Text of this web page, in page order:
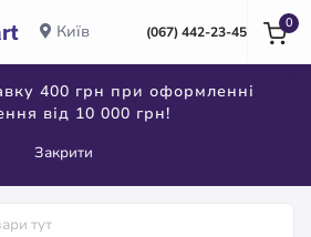
Київ (067) 442-23-45
400 грн при оформленні
від 10 000 грн!
Закрити
0